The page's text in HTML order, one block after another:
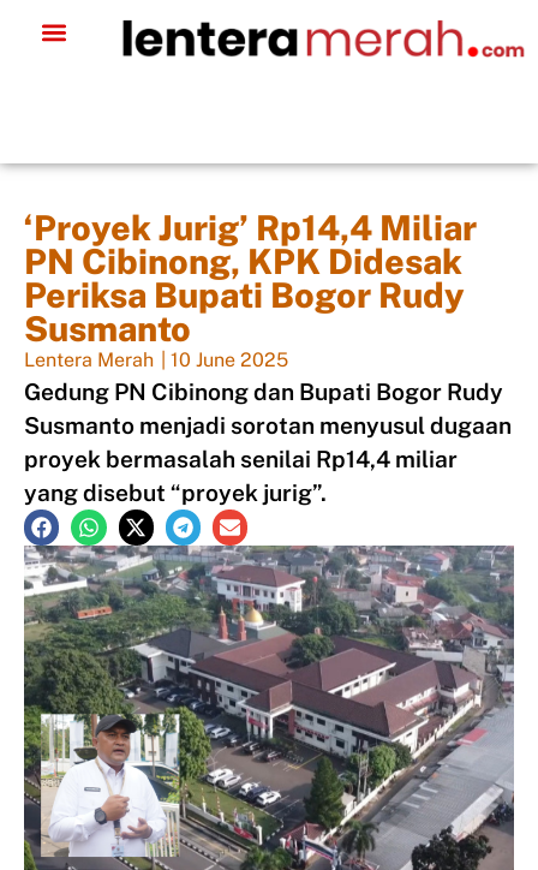
‘Proyek Jurig’ Rp14,4 Miliar
PN Cibinong, KPK Didesak
Periksa Bupati Bogor Rudy
Susmanto
Lentera Merah 10 June 2025
Gedung PN Cibinong dan Bupati Bogor Rudy
Susmanto menjadi sorotan menyusul dugaan
proyek bermasalah senilai Rp14,4 miliar
yang disebut “proyek jurig”.